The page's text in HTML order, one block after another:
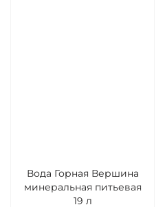
Вода Горная Вершина
минеральная питьевая
19 л